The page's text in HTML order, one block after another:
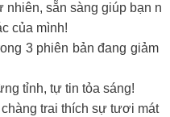
nhiên, sẵn sàng giúp bạn n
của mình!
3 phiên bản đang giảm
tỉnh, tự tin tỏa sáng!
trai thích sự tươi mát